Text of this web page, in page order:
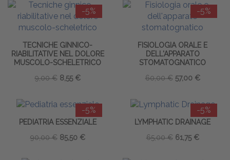
-5%
TECNICHE GINNICO-
RIABILITATIVE NEL DOLORE
MUSCOLO-SCHELETRICO
9,00 € 8,55 €
-5%
FISIOLOGIA ORALE E
DELL'APPARATO
STOMATOGNATICO
60,00 € 57,00 €
-5%
PEDIATRIA ESSENZIALE
90,00 € 85,50 €
-5%
LYMPHATIC DRAINAGE
65,00 € 61,75 €